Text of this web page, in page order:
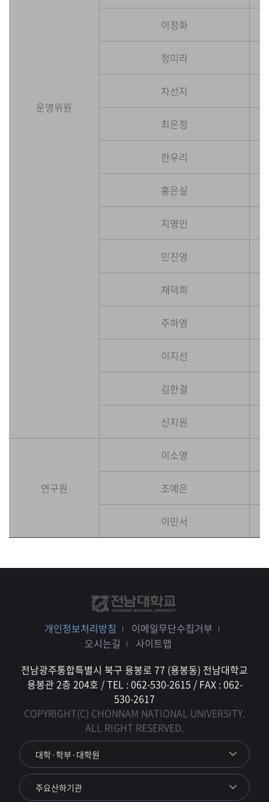
운영위원
이정화
정미라
차선자
최은정
한우리
홍은실
지명인
민진영
채덕희
주하영
이지선
김한결
신지원
연구원
이소영
조예은
이민서
개인정보처리방침
이메일무단수집거부
오시는길
사이트맵
전남광주통합특별시 북구 용봉로 77 (용봉동) 전남대학교
용봉관 2층 204호 / TEL : 062-530-2615 / FAX : 062-
530-2617
COPYRIGHT(C) CHONNAM NATIONAL UNIVERSITY.
ALL RIGHT RESERVED.
대학·학부·대학원
주요산하기관